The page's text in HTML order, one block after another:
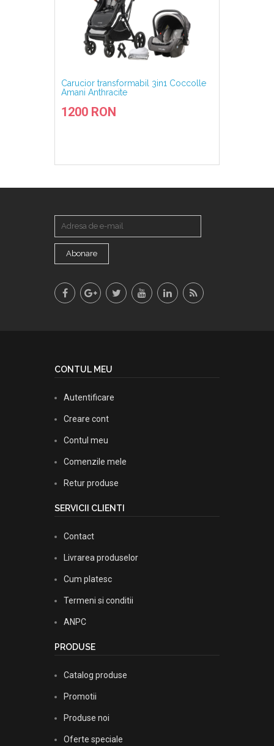
Carucior transformabil 3in1 Coccolle
Amani Anthracite
1200 RON
Abonare
CONTUL MEU
Autentificare
Creare cont
Contul meu
Comenzile mele
Retur produse
SERVICII CLIENTI
Contact
Livrarea produselor
Cum platesc
Termeni si conditii
ANPC
PRODUSE
Catalog produse
Promotii
Produse noi
Oferte speciale